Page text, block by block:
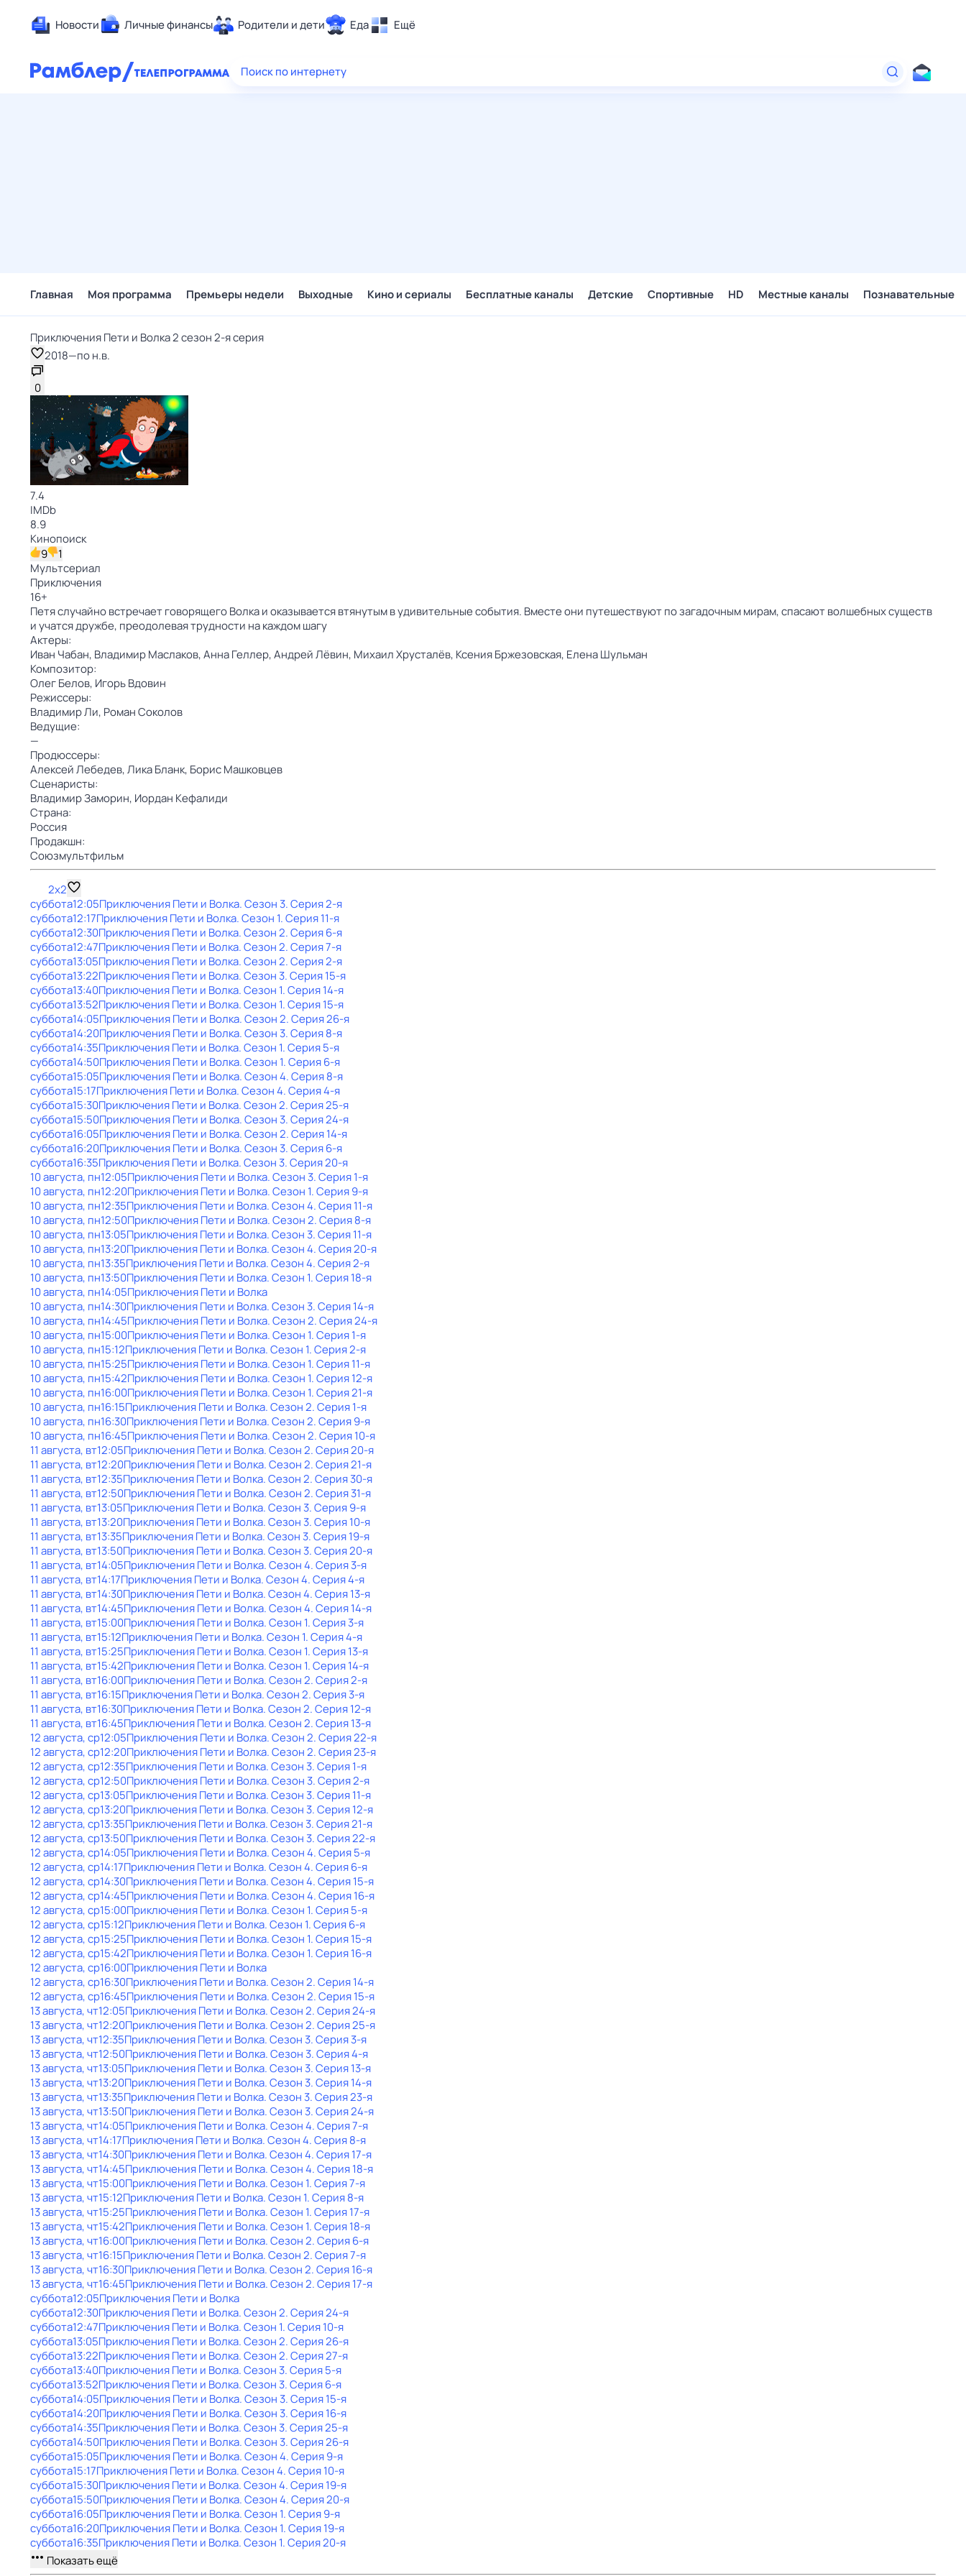
Новости Личные финансы Родители и дети Еда Ещё
Здоровье
Поиск по интернету
Главная Моя программа Премьеры недели Выходные Кино и сериалы Бесплатные каналы Детские Спортивные HD Местные каналы Познавательные
Приключения Пети и Волка 2 сезон 2-я серия
2018—по н.в.
0
7.4
IMDb
8.9
Кинопоиск
9
1
Мультсериал
Приключения
16+
Петя случайно встречает говорящего Волка и оказывается втянутым в удивительные события. Вместе они путешествуют по загадочным мирам, спасают волшебных существ
и учатся дружбе, преодолевая трудности на каждом шагу
Актеры:
Иван Чабан, Владимир Маслаков,Анна Геллер,Андрей Лёвин, Михаил Хрусталёв, Ксения Бржезовская, Елена Шульман
Композитор:
Олег Белов, Игорь Вдовин
Режиссеры:
Владимир Ли, Роман Соколов
Ведущие:
—
Продюссеры:
Алексей Лебедев,Лика Бланк, Борис Машковцев
Сценаристы:
Владимир Заморин, Иордан Кефалиди
Страна:
Россия
Продакшн:
Союзмультфильм
2x2
суббота12:05Приключения Пети и Волка. Сезон 3. Серия 2-я
суббота12:17Приключения Пети и Волка. Сезон 1. Серия 11-я
суббота12:30Приключения Пети и Волка. Сезон 2. Серия 6-я
суббота12:47Приключения Пети и Волка. Сезон 2. Серия 7-я
суббота13:05Приключения Пети и Волка. Сезон 2. Серия 2-я
суббота13:22Приключения Пети и Волка. Сезон 3. Серия 15-я
суббота13:40Приключения Пети и Волка. Сезон 1. Серия 14-я
суббота13:52Приключения Пети и Волка. Сезон 1. Серия 15-я
суббота14:05Приключения Пети и Волка. Сезон 2. Серия 26-я
суббота14:20Приключения Пети и Волка. Сезон 3. Серия 8-я
суббота14:35Приключения Пети и Волка. Сезон 1. Серия 5-я
суббота14:50Приключения Пети и Волка. Сезон 1. Серия 6-я
суббота15:05Приключения Пети и Волка. Сезон 4. Серия 8-я
суббота15:17Приключения Пети и Волка. Сезон 4. Серия 4-я
суббота15:30Приключения Пети и Волка. Сезон 2. Серия 25-я
суббота15:50Приключения Пети и Волка. Сезон 3. Серия 24-я
суббота16:05Приключения Пети и Волка. Сезон 2. Серия 14-я
суббота16:20Приключения Пети и Волка. Сезон 3. Серия 6-я
суббота16:35Приключения Пети и Волка. Сезон 3. Серия 20-я
10 августа, пн12:05Приключения Пети и Волка. Сезон 3. Серия 1-я
10 августа, пн12:20Приключения Пети и Волка. Сезон 1. Серия 9-я
10 августа, пн12:35Приключения Пети и Волка. Сезон 4. Серия 11-я
10 августа, пн12:50Приключения Пети и Волка. Сезон 2. Серия 8-я
10 августа, пн13:05Приключения Пети и Волка. Сезон 3. Серия 11-я
10 августа, пн13:20Приключения Пети и Волка. Сезон 4. Серия 20-я
10 августа, пн13:35Приключения Пети и Волка. Сезон 4. Серия 2-я
10 августа, пн13:50Приключения Пети и Волка. Сезон 1. Серия 18-я
10 августа, пн14:05Приключения Пети и Волка
10 августа, пн14:30Приключения Пети и Волка. Сезон 3. Серия 14-я
10 августа, пн14:45Приключения Пети и Волка. Сезон 2. Серия 24-я
10 августа, пн15:00Приключения Пети и Волка. Сезон 1. Серия 1-я
10 августа, пн15:12Приключения Пети и Волка. Сезон 1. Серия 2-я
10 августа, пн15:25Приключения Пети и Волка. Сезон 1. Серия 11-я
10 августа, пн15:42Приключения Пети и Волка. Сезон 1. Серия 12-я
10 августа, пн16:00Приключения Пети и Волка. Сезон 1. Серия 21-я
10 августа, пн16:15Приключения Пети и Волка. Сезон 2. Серия 1-я
10 августа, пн16:30Приключения Пети и Волка. Сезон 2. Серия 9-я
10 августа, пн16:45Приключения Пети и Волка. Сезон 2. Серия 10-я
11 августа, вт12:05Приключения Пети и Волка. Сезон 2. Серия 20-я
11 августа, вт12:20Приключения Пети и Волка. Сезон 2. Серия 21-я
11 августа, вт12:35Приключения Пети и Волка. Сезон 2. Серия 30-я
11 августа, вт12:50Приключения Пети и Волка. Сезон 2. Серия 31-я
11 августа, вт13:05Приключения Пети и Волка. Сезон 3. Серия 9-я
11 августа, вт13:20Приключения Пети и Волка. Сезон 3. Серия 10-я
11 августа, вт13:35Приключения Пети и Волка. Сезон 3. Серия 19-я
11 августа, вт13:50Приключения Пети и Волка. Сезон 3. Серия 20-я
11 августа, вт14:05Приключения Пети и Волка. Сезон 4. Серия 3-я
11 августа, вт14:17Приключения Пети и Волка. Сезон 4. Серия 4-я
11 августа, вт14:30Приключения Пети и Волка. Сезон 4. Серия 13-я
11 августа, вт14:45Приключения Пети и Волка. Сезон 4. Серия 14-я
11 августа, вт15:00Приключения Пети и Волка. Сезон 1. Серия 3-я
11 августа, вт15:12Приключения Пети и Волка. Сезон 1. Серия 4-я
11 августа, вт15:25Приключения Пети и Волка. Сезон 1. Серия 13-я
11 августа, вт15:42Приключения Пети и Волка. Сезон 1. Серия 14-я
11 августа, вт16:00Приключения Пети и Волка. Сезон 2. Серия 2-я
11 августа, вт16:15Приключения Пети и Волка. Сезон 2. Серия 3-я
11 августа, вт16:30Приключения Пети и Волка. Сезон 2. Серия 12-я
11 августа, вт16:45Приключения Пети и Волка. Сезон 2. Серия 13-я
12 августа, ср12:05Приключения Пети и Волка. Сезон 2. Серия 22-я
12 августа, ср12:20Приключения Пети и Волка. Сезон 2. Серия 23-я
12 августа, ср12:35Приключения Пети и Волка. Сезон 3. Серия 1-я
12 августа, ср12:50Приключения Пети и Волка. Сезон 3. Серия 2-я
12 августа, ср13:05Приключения Пети и Волка. Сезон 3. Серия 11-я
12 августа, ср13:20Приключения Пети и Волка. Сезон 3. Серия 12-я
12 августа, ср13:35Приключения Пети и Волка. Сезон 3. Серия 21-я
12 августа, ср13:50Приключения Пети и Волка. Сезон 3. Серия 22-я
12 августа, ср14:05Приключения Пети и Волка. Сезон 4. Серия 5-я
12 августа, ср14:17Приключения Пети и Волка. Сезон 4. Серия 6-я
12 августа, ср14:30Приключения Пети и Волка. Сезон 4. Серия 15-я
12 августа, ср14:45Приключения Пети и Волка. Сезон 4. Серия 16-я
12 августа, ср15:00Приключения Пети и Волка. Сезон 1. Серия 5-я
12 августа, ср15:12Приключения Пети и Волка. Сезон 1. Серия 6-я
12 августа, ср15:25Приключения Пети и Волка. Сезон 1. Серия 15-я
12 августа, ср15:42Приключения Пети и Волка. Сезон 1. Серия 16-я
12 августа, ср16:00Приключения Пети и Волка
12 августа, ср16:30Приключения Пети и Волка. Сезон 2. Серия 14-я
12 августа, ср16:45Приключения Пети и Волка. Сезон 2. Серия 15-я
13 августа, чт12:05Приключения Пети и Волка. Сезон 2. Серия 24-я
13 августа, чт12:20Приключения Пети и Волка. Сезон 2. Серия 25-я
13 августа, чт12:35Приключения Пети и Волка. Сезон 3. Серия 3-я
13 августа, чт12:50Приключения Пети и Волка. Сезон 3. Серия 4-я
13 августа, чт13:05Приключения Пети и Волка. Сезон 3. Серия 13-я
13 августа, чт13:20Приключения Пети и Волка. Сезон 3. Серия 14-я
13 августа, чт13:35Приключения Пети и Волка. Сезон 3. Серия 23-я
13 августа, чт13:50Приключения Пети и Волка. Сезон 3. Серия 24-я
13 августа, чт14:05Приключения Пети и Волка. Сезон 4. Серия 7-я
13 августа, чт14:17Приключения Пети и Волка. Сезон 4. Серия 8-я
13 августа, чт14:30Приключения Пети и Волка. Сезон 4. Серия 17-я
13 августа, чт14:45Приключения Пети и Волка. Сезон 4. Серия 18-я
13 августа, чт15:00Приключения Пети и Волка. Сезон 1. Серия 7-я
13 августа, чт15:12Приключения Пети и Волка. Сезон 1. Серия 8-я
13 августа, чт15:25Приключения Пети и Волка. Сезон 1. Серия 17-я
13 августа, чт15:42Приключения Пети и Волка. Сезон 1. Серия 18-я
13 августа, чт16:00Приключения Пети и Волка. Сезон 2. Серия 6-я
13 августа, чт16:15Приключения Пети и Волка. Сезон 2. Серия 7-я
13 августа, чт16:30Приключения Пети и Волка. Сезон 2. Серия 16-я
13 августа, чт16:45Приключения Пети и Волка. Сезон 2. Серия 17-я
суббота12:05Приключения Пети и Волка
суббота12:30Приключения Пети и Волка. Сезон 2. Серия 24-я
суббота12:47Приключения Пети и Волка. Сезон 1. Серия 10-я
суббота13:05Приключения Пети и Волка. Сезон 2. Серия 26-я
суббота13:22Приключения Пети и Волка. Сезон 2. Серия 27-я
суббота13:40Приключения Пети и Волка. Сезон 3. Серия 5-я
суббота13:52Приключения Пети и Волка. Сезон 3. Серия 6-я
суббота14:05Приключения Пети и Волка. Сезон 3. Серия 15-я
суббота14:20Приключения Пети и Волка. Сезон 3. Серия 16-я
суббота14:35Приключения Пети и Волка. Сезон 3. Серия 25-я
суббота14:50Приключения Пети и Волка. Сезон 3. Серия 26-я
суббота15:05Приключения Пети и Волка. Сезон 4. Серия 9-я
суббота15:17Приключения Пети и Волка. Сезон 4. Серия 10-я
суббота15:30Приключения Пети и Волка. Сезон 4. Серия 19-я
суббота15:50Приключения Пети и Волка. Сезон 4. Серия 20-я
суббота16:05Приключения Пети и Волка. Сезон 1. Серия 9-я
суббота16:20Приключения Пети и Волка. Сезон 1. Серия 19-я
суббота16:35Приключения Пети и Волка. Сезон 1. Серия 20-я
Показать ещё